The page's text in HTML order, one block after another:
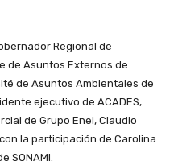
Regional de
de Asuntos Externos de
de Asuntos Ambientales de
ejecutivo de ACADES,
de Grupo Enel, Claudio
la participación de Carolina
SONAMI.